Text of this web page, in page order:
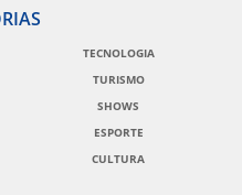
TECNOLOGIA
TURISMO
SHOWS
ESPORTE
CULTURA